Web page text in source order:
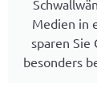
Medien in
sparen Sie
besonders